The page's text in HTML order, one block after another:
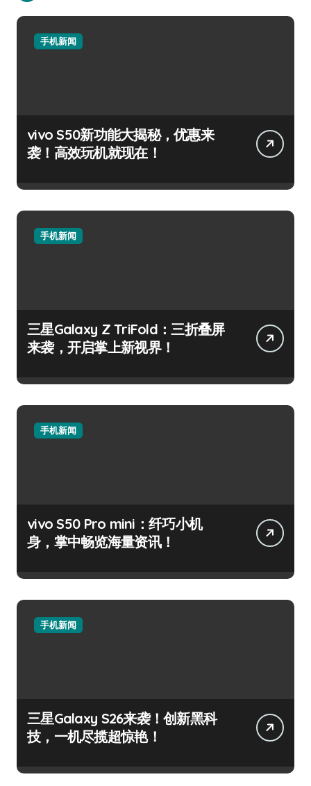
手机新闻
vivo S50新功能大揭秘，优惠来
袭！高效玩机就现在！
手机新闻
三星Galaxy Z TriFold：三折叠屏
来袭，开启掌上新视界！
手机新闻
vivo S50 Pro mini：纤巧小机
身，掌中畅览海量资讯！
手机新闻
三星Galaxy S26来袭！创新黑科
技，一机尽揽超惊艳！